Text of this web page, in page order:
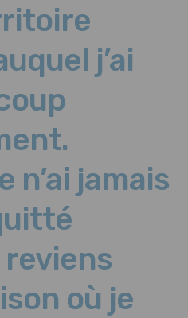
j’ai
n’ai jamais
où je